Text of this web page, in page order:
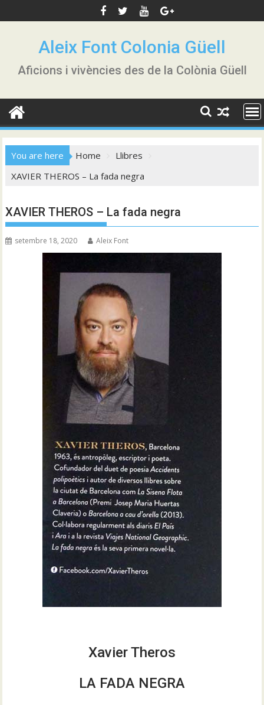
to
Aleix Font Colonia Güell
Aficions i vivències des de la Colònia Güell
You are here Home
Llibres
XAVIER THEROS – La fada negra
XAVIER THEROS – La fada negra
setembre 18, 2020 Aleix Font
Xavier Theros
LA FADA NEGRA